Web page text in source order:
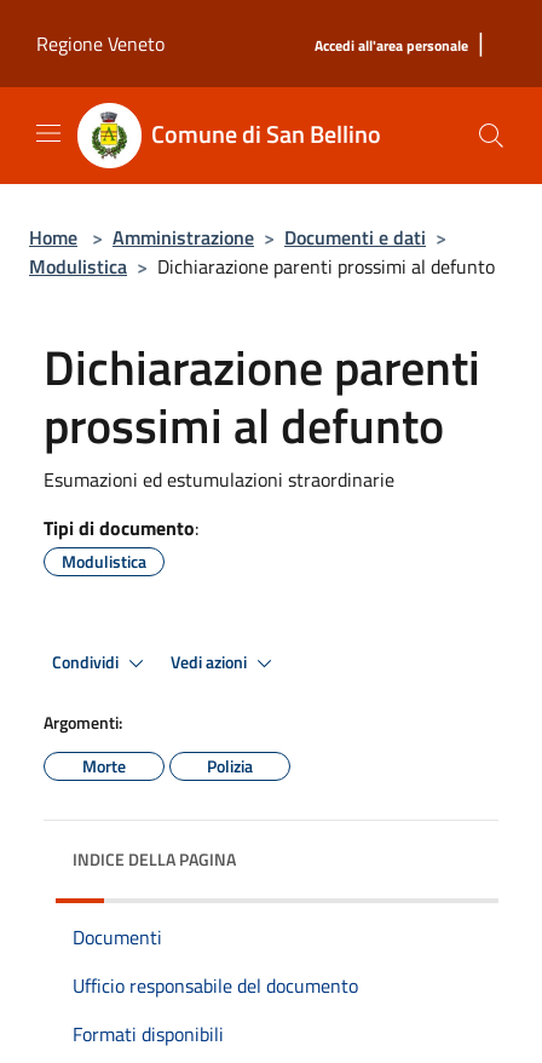
Regione Veneto
Accedi all'area personale |
Comune di San Bellino
Home > Amministrazione > Documenti e dati >
Modulistica > Dichiarazione parenti prossimi al defunto
Dichiarazione parenti
prossimi al defunto
Esumazioni ed estumulazioni straordinarie
Tipi di documento:
Modulistica
Condividi Vedi azioni
Argomenti:
Morte
Polizia
INDICE DELLA PAGINA
Documenti
Ufficio responsabile del documento
Formati disponibili